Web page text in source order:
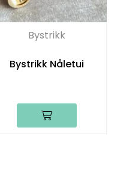
Bystrikk
Bystrikk Nåletui